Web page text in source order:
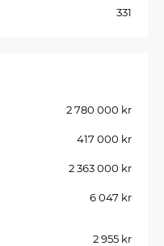
331
2 780 000 kr
417 000 kr
2 363 000 kr
6 047 kr
2 955 kr